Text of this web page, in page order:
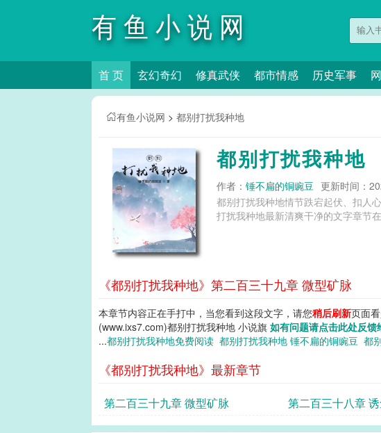
有鱼小说网
首 页 玄幻奇幻 修真武侠 都市情感 历史军事
有鱼小说网 > 都别打扰我种地
都别打扰我种地
作者： 锤不扁的铜豌豆 更新时间：
都别打扰我种地情节跌宕起伏、扣人
打扰我种地最新清爽干净的文字章节
《都别打扰我种地》第二百三十九章 微型矿脉
本章节内容正在手打中，当您看到这段文字，请您稍后刷新页面
(www.ixs7.com)都别打扰我种地 小说旗 如有问题请点击此处反馈
...都别打扰我种地免费阅读 都别打扰我种地 锤不扁的铜豌豆 都
《都别打扰我种地》最新章节
第二百三十九章 微型矿脉 第二百三十八章